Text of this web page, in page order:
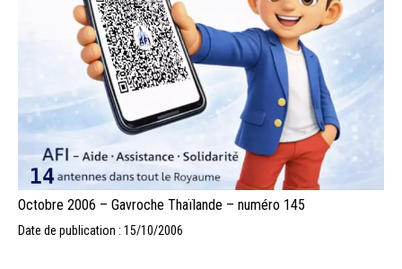
Octobre 2006 – Gavroche Thaïlande – numéro 145
Date de publication : 15/10/2006